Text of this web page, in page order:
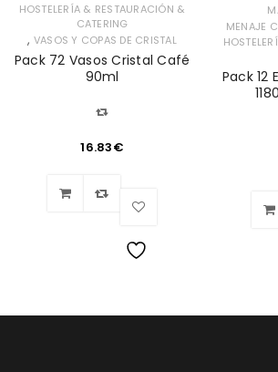
HOSTELERÍA & RESTAURACIÓN &
CATERING
, VASOS Y COPAS DE CRISTAL
Pack 72 Vasos Cristal Café
90ml
16.83€
de
MENAJE
Pack 12